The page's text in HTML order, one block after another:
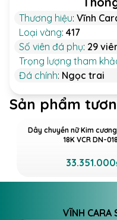
Thương hiệu: Vĩnh
Loại vàng: 417
Số viên đá phụ: 29
Trọng lượng tham
Đá chính: Ngọc trai
Sản phẩm
Dây chuyền nữ Kim
18K VCR DN-
VĨNH CARA